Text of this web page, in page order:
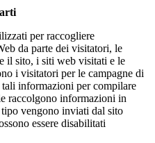
per raccogliere
da parte dei visitatori, le
il sito, i siti web visitati e le
i visitatori per le campagne di
informazioni per compilare
raccolgono informazioni in
vengono inviati dal sito
essere disabilitati